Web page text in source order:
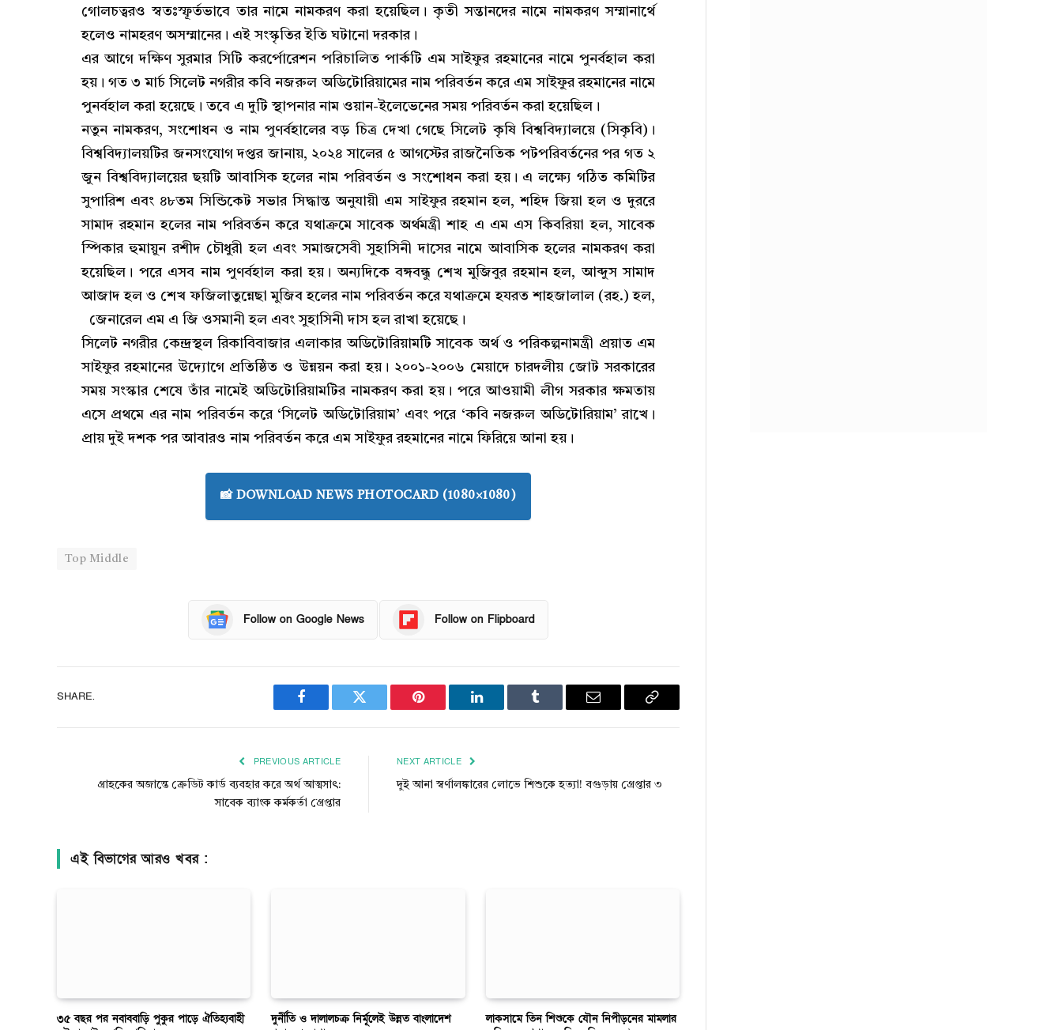
গোলচত্বরও স্বতঃস্ফূর্তভাবে তার নামে নামকরণ করা হয়েছিল। কৃতী সন্তানদের নামে নামকরণ সম্মানার্থে
হলেও নামহরণ অসম্মানের। এই সংস্কৃতির ইতি ঘটানো দরকার।
এর আগে দক্ষিণ সুরমার সিটি করর্পোরেশন পরিচালিত পার্কটি এম সাইফুর রহমানের নামে পুনর্বহাল করা
হয়। গত ৩ মার্চ সিলেট নগরীর কবি নজরুল অডিটোরিয়ামের নাম পরিবর্তন করে এম সাইফুর রহমানের নামে
পুনর্বহাল করা হয়েছে। তবে এ দুটি স্থাপনার নাম ওয়ান-ইলেভেনের সময় পরিবর্তন করা হয়েছিল।
নতুন নামকরণ, সংশোধন ও নাম পুণর্বহালের বড় চিত্র দেখা গেছে সিলেট কৃষি বিশ্ববিদ্যালয়ে (সিকৃবি)।
বিশ্ববিদ্যালয়টির জনসংযোগ দপ্তর জানায়, ২০২৪ সালের ৫ আগস্টের রাজনৈতিক পটপরিবর্তনের পর গত ২
জুন বিশ্ববিদ্যালয়ের ছয়টি আবাসিক হলের নাম পরিবর্তন ও সংশোধন করা হয়। এ লক্ষ্যে গঠিত কমিটির
সুপারিশ এবং ৪৮তম সিন্ডিকেট সভার সিদ্ধান্ত অনুযায়ী এম সাইফুর রহমান হল, শহিদ জিয়া হল ও দুররে
সামাদ রহমান হলের নাম পরিবর্তন করে যথাক্রমে সাবেক অর্থমন্ত্রী শাহ এ এম এস কিবরিয়া হল, সাবেক
স্পিকার হুমায়ুন রশীদ চৌধুরী হল এবং সমাজসেবী সুহাসিনী দাসের নামে আবাসিক হলের নামকরণ করা
হয়েছিল। পরে এসব নাম পুণর্বহাল করা হয়। অন্যদিকে বঙ্গবন্ধু শেখ মুজিবুর রহমান হল, আব্দুস সামাদ
আজাদ হল ও শেখ ফজিলাতুন্নেছা মুজিব হলের নাম পরিবর্তন করে যথাক্রমে হযরত শাহজালাল (রহ.) হল,
জেনারেল এম এ জি ওসমানী হল এবং সুহাসিনী দাস হল রাখা হয়েছে।
সিলেট নগরীর কেন্দ্রস্থল রিকাবিবাজার এলাকার অডিটোরিয়ামটি সাবেক অর্থ ও পরিকল্পনামন্ত্রী প্রয়াত এম
সাইফুর রহমানের উদ্যোগে প্রতিষ্ঠিত ও উন্নয়ন করা হয়। ২০০১-২০০৬ মেয়াদে চারদলীয় জোট সরকারের
সময় সংস্কার শেষে তাঁর নামেই অডিটোরিয়ামটির নামকরণ করা হয়। পরে আওয়ামী লীগ সরকার ক্ষমতায়
এসে প্রথমে এর নাম পরিবর্তন করে ‘সিলেট অডিটোরিয়াম’ এবং পরে ‘কবি নজরুল অডিটোরিয়াম’ রাখে।
প্রায় দুই দশক পর আবারও নাম পরিবর্তন করে এম সাইফুর রহমানের নামে ফিরিয়ে আনা হয়।
📸 DOWNLOAD NEWS PHOTOCARD (1080×1080)
Top Middle
Follow on Google News Follow on Flipboard
SHARE.
Facebook Twitter Pinterest LinkedIn Tumblr Email
Copy
PREVIOUS ARTICLE
গ্রাহকের অজান্তে ক্রেডিট কার্ড ব্যবহার করে অর্থ আত্মসাৎ:
সাবেক ব্যাংক কর্মকর্তা গ্রেপ্তার
NEXT ARTICLE
দুই আনা স্বর্ণালঙ্কারের লোভে শিশুকে হত্যা! বগুড়ায় গ্রেপ্তার ৩
এই বিভাগের আরও খবর :
৩৫ বছর পর নবাববাড়ি পুকুর পাড়ে ঐতিহ্যবাহী
দুর্নীতি ও দালালচক্র নির্মূলেই উন্নত বাংলাদেশ
লাকসামে তিন শিশুকে যৌন নিপীড়নের মামলার